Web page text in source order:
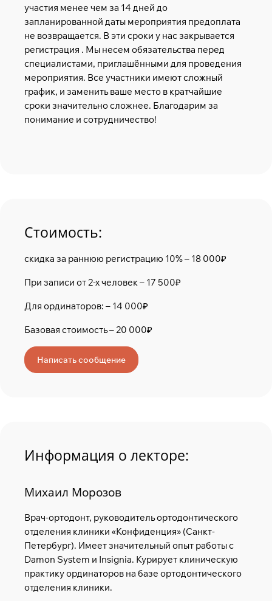
участия менее чем за 14 дней до
запланированной даты мероприятия предоплата
не возвращается. В эти сроки у нас закрывается
регистрация . Мы несем обязательства перед
специалистами, приглашёнными для проведения
мероприятия. Все участники имеют сложный
график, и заменить ваше место в кратчайшие
сроки значительно сложнее. Благодарим за
понимание и сотрудничество!
Стоимость:
скидка за раннюю регистрацию 10% – 18 000₽
При записи от 2-х человек – 17 500₽
Для ординаторов: – 14 000₽
Базовая стоимость – 20 000₽
Написать сообщение
Информация о лекторе:
Михаил Морозов
Врач-ортодонт, руководитель ортодонтического
отделения клиники «Конфиденция» (Санкт-
Петербург). Имеет значительный опыт работы с
Damon System и Insignia. Курирует клиническую
практику ординаторов на базе ортодонтического
отделения клиники.